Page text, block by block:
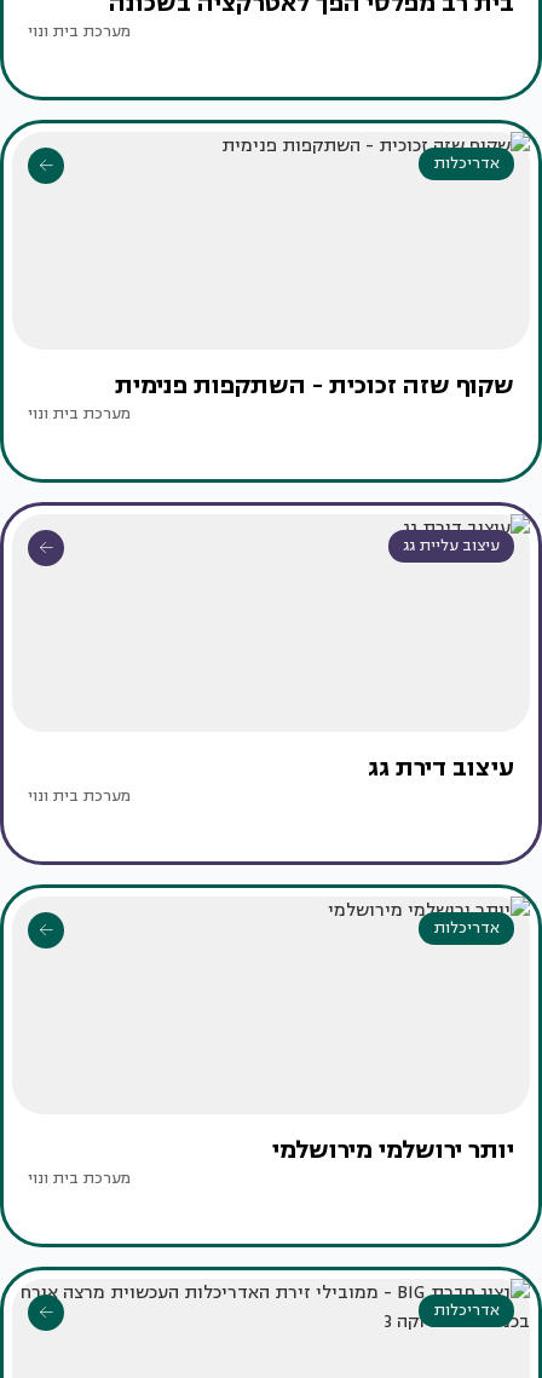
מערכת בית ונוי
אדריכלות
שקוף שזה זכוכית - השתקפות פנימית
מערכת בית ונוי
עיצוב עליית גג
עיצוב דירת גג
מערכת בית ונוי
אדריכלות
יותר ירושלמי מירושלמי
מערכת בית ונוי
אדריכלות